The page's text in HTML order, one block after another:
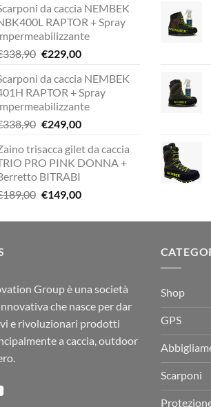
da caccia NEMBEK
RAPTOR + Spray
338,90 Il
originale
era:
€338,90.
€229,00Il
attuale
è:
€229,00.
da caccia NEMBEK
RAPTOR + Spray
338,90 Il
originale
era:
€338,90.
€249,00Il
attuale
è:
trisacca gilet da caccia
PRO PINK DONNA +
BITRABI
189,00 Il
originale
€149,00Il
attuale
Group è una società
che nasce per dar
e rivoluzionari prodotti
a caccia, outdoor
Shop
GPS
Scarponi